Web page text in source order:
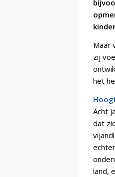
Maar
zij
het
Acht
dat
land,